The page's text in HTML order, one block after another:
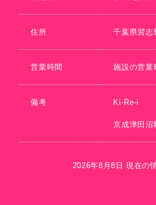
住所 千葉県習志
営業時間 施設の営業
備考 Ki-Re-i
京成津田沼
2026年8月8日 現在の